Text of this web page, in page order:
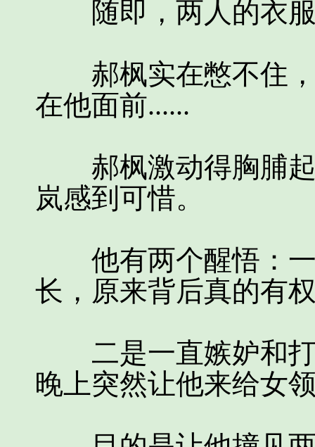
随即，两人的衣服
郝枫实在憋不住，
在他面前......
郝枫激动得胸脯起
岚感到可惜。
他有两个醒悟：一
长，原来背后真的有
二是一直嫉妒和打
晚上突然让他来给女